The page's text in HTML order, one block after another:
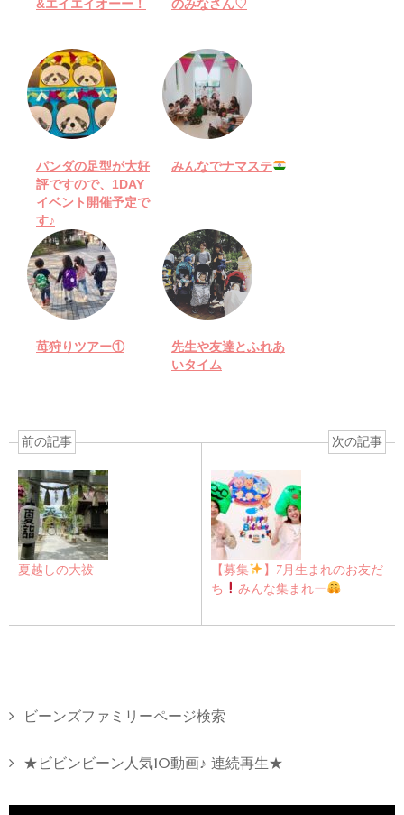
&エイエイオーー！ のみなさん♡
パンダの足型が大好
評ですので、1DAY
イベント開催予定で
す♪
みんなでナマステ
苺狩りツアー①
先生や友達とふれあ
いタイム
前の記事
夏越しの大祓
次の記事
【募集
】7月生まれのお友だ
ち
みんな集まれー
ビーンズファミリーページ検索
★ビビンビーン人気10動画♪ 連続再生★